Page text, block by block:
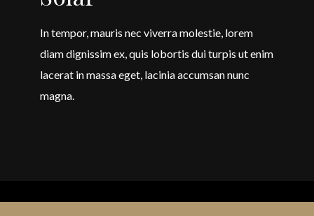
In tempor, mauris nec viverra molestie, lorem
diam dignissim ex, quis lobortis dui turpis ut enim
lacerat in massa eget, lacinia accumsan nunc
magna.